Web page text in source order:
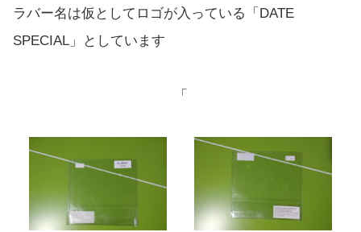
ラバー名は仮としてロゴが入っている「DATE
SPECIAL」としています
「